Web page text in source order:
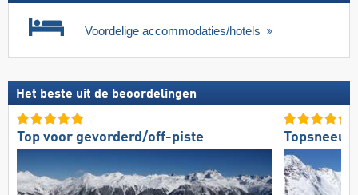
Voordelige accommodaties/hotels
Het beste uit de beoordelingen
Top voor gevorderd/off-piste